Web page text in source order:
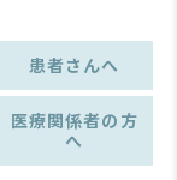
患者さんへ
医療関係者の方
へ